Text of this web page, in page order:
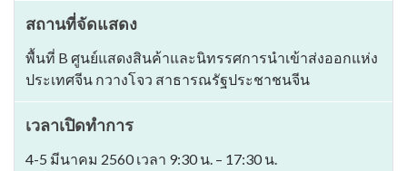
สถานที่จัดแสดง
พื้นที่ B ศูนย์แสดงสินค้าและนิทรรศการนำเข้าส่งออกแห่ง
ประเทศจีน กวางโจว สาธารณรัฐประชาชนจีน
เวลาเปิดทำการ
4-5 มีนาคม 2560 เวลา 9:30 น. – 17:30 น.